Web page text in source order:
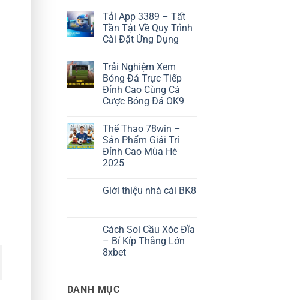
Tải App 3389 – Tất
Tần Tật Về Quy Trình
Cài Đặt Ứng Dụng
bình
luận
ở
Tải
App
3389
Tần
Tật
Về
Quy
Trình
Cài
Dụng
Trải Nghiệm Xem
Bóng Đá Trực Tiếp
Đỉnh Cao Cùng Cá
Cược Bóng Đá OK9
bình
luận
ở
Trải
Nghiệm
Xem
Trực
Cá
Cược
Bóng
Đá
Thể Thao 78win –
Sản Phẩm Giải Trí
Đỉnh Cao Mùa Hè
2025
bình
78win
Sản
Phẩm
Cao
Mùa
Giới thiệu nhà cái BK8
luận
ở
Giới
thiệu
nhà
Cách Soi Cầu Xóc Đĩa
– Bí Kíp Thắng Lớn
8xbet
luận
ở
DANH MỤC